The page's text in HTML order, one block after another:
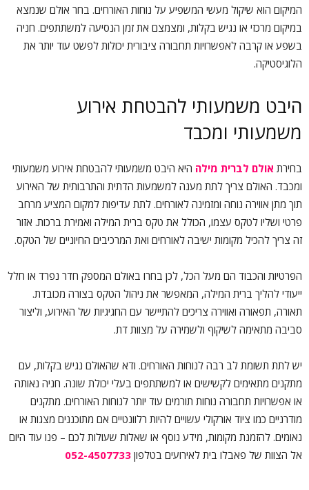
המיקום הוא שיקול מעשי המשפיע על נוחות האורחים. בחר אולם שנמצא
במיקום מרכזי או נגיש בקלות, ומצמצם את זמן הנסיעה למשתתפים. חניה
בשפע או קרבה לאפשרויות תחבורה ציבורית יכולות לפשט עוד יותר את
הלוגיסטיקה.
היבט משמעותי להבטחת אירוע
משמעותי ומכבד
בחירת אולם לברית מילה היא היבט משמעותי להבטחת אירוע משמעותי
ומכבד. האולם צריך לתת מענה למשמעות הדתית והתרבותית של האירוע
תוך מתן אווירה נוחה ומזמינה לאורחים. לתת עדיפות למקום המציע מרחב
פרטי ושליו לטקס עצמו, הכולל את טקס ברית המילה ואמירת ברכות. אזור
זה צריך להכיל מקומות ישיבה לאורחים ואת המרכיבים החיוניים של הטקס.
הפרטיות והכבוד הם מעל הכל, לכן בחרו באולם המספק חדר נפרד או חלל
ייעודי להליך ברית המילה, המאפשר את ניהול הטקס בצורה מכובדת.
תאורה, תפאורה ואווירה צריכים להתיישר עם החגיגיות של האירוע, וליצור
סביבה מתאימה לשיקוף ולשמירה על מצוות דת.
יש לתת תשומת לב רבה לנוחות האורחים. ודא שהאולם נגיש בקלות, עם
מתקנים מתאימים לקשישים או למשתתפים בעלי יכולת שונה. חניה נאותה
או אפשרויות תחבורה נוחות תורמים עוד יותר לנוחות האורחים. מתקנים
מודרניים כמו ציוד אורקולי עשויים להיות רלוונטיים אם מתוכננים מצגות או
נאומים. להזמנת מקומות, מידע נוסף או שאלות שעולות לכם – פנו עוד היום
אל הצוות של פאבלו בית לאירועים בטלפון 052-4507733